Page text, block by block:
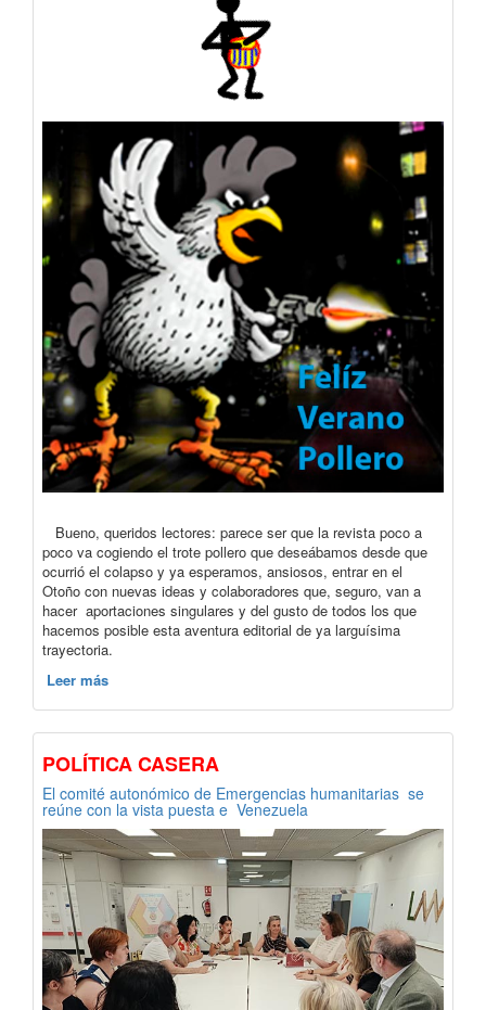
Bueno, queridos lectores: parece ser que la revista poco a
poco va cogiendo el trote pollero que deseábamos desde que
ocurrió el colapso y ya esperamos, ansiosos, entrar en el
Otoño con nuevas ideas y colaboradores que, seguro, van a
hacer aportaciones singulares y del gusto de todos los que
hacemos posible esta aventura editorial de ya larguísima
trayectoria.
Leer más
POLÍTICA CASERA
El comité autonómico de Emergencias humanitarias se
reúne con la vista puesta e Venezuela